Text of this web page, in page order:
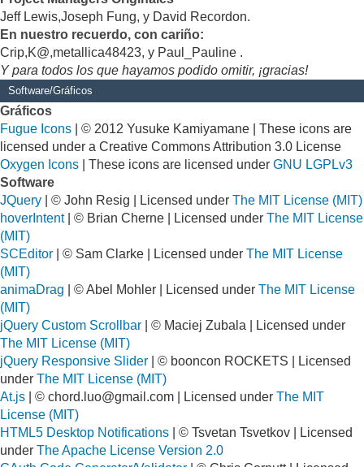
Jeff Lewis,Joseph Fung, y David Recordon.
En nuestro recuerdo, con cariño:
Crip,K@,metallica48423, y Paul_Pauline .
Y para todos los que hayamos podido omitir, ¡gracias!
Software/Gráficos
Gráficos
Fugue Icons | © 2012 Yusuke Kamiyamane | These icons are
licensed under a Creative Commons Attribution 3.0 License
Oxygen Icons | These icons are licensed under GNU LGPLv3
Software
JQuery | © John Resig | Licensed under The MIT License (MIT)
hoverIntent| © Brian Cherne | Licensed under The MIT License
(MIT)
SCEditor | © Sam Clarke | Licensed under The MIT License
(MIT)
animaDrag | © Abel Mohler | Licensed under The MIT License
(MIT)
jQuery Custom Scrollbar | © Maciej Zubala | Licensed under
The MIT License (MIT)
jQuery Responsive Slider | © booncon ROCKETS | Licensed
under The MIT License (MIT)
At.js | © chord.luo@gmail.com | Licensed under The MIT
License (MIT)
HTML5 Desktop Notifications | © Tsvetan Tsvetkov | Licensed
under The Apache License Version 2.0